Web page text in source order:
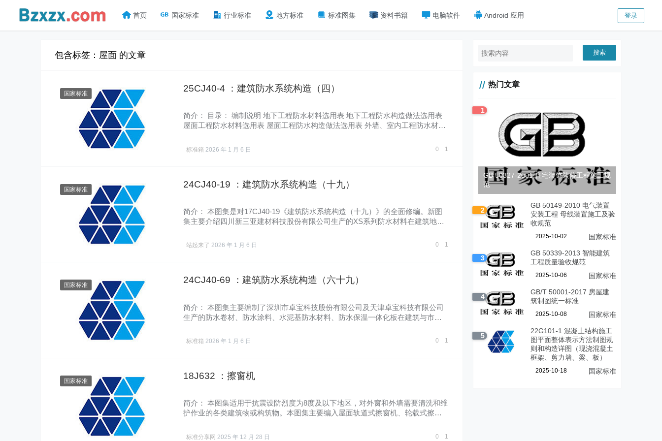
首页 国家标准 行业标准 地方标准 标准图集 资料书籍 电脑软件 Android 应用 登录
包含标签：屋面 的文章
国家标准 25CJ40-4 ：建筑防水系统构造（四）
简介： 目录： 编制说明 地下工程防水材料选用表 地下工程防水构造做法选用表
屋面工程防水材料选用表 屋面工程防水构造做法选用表 外墙、室内工程防水材样
标准箱 2026 年 1 月 6 日 0 1
国家标准 24CJ40-19 ：建筑防水系统构造（十九）
简介： 本图集是对17CJ40-19《建筑防水系统构造（十九）》的全面修编。新图
集主要介绍四川新三亚建材科技股份有限公司生产的XS系列防水材料在建筑地下
站起来了 2026 年 1 月 6 日 0 1
国家标准 24CJ40-69 ：建筑防水系统构造（六十九）
简介： 本图集主要编制了深圳市卓宝科技股份有限公司及天津卓宝科技有限公司
生产的防水卷材、防水涂料、水泥基防水材料、防水保温一体化板在建筑与市政
标准箱 2026 年 1 月 6 日 0 1
国家标准 18J632 ：擦窗机
简介： 本图集适用于抗震设防烈度为8度及以下地区，对外窗和外墙需要清洗和维
护作业的各类建筑物或构筑物。本图集主要编入屋面轨道式擦窗机、轮载式擦窗
标准分享网 2025 年 12 月 28 日 0 1
搜索
热门文章
1
GB 50327-2001 住宅装饰装修工程施工规
范
2
GB 50149-2010 电气装置
安装工程 母线装置施工及验
收规范
2025-10-02 国家标准
3
GB 50339-2013 智能建筑
工程质量验收规范
2025-10-06 国家标准
4
GB/T 50001-2017 房屋建
筑制图统一标准
2025-10-08 国家标准
5
22G101-1 混凝土结构施工
图平面整体表示方法制图规
则和构造详图（现浇混凝土
框架、剪力墙、梁、板）
2025-10-18 国家标准